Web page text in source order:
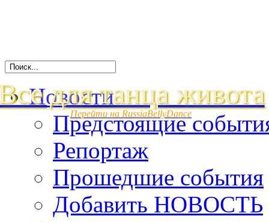
для танца живота
Перейти на RussiaBellyDance
Новости
Предстоящие
Репортаж
Прошедшие события
Добавить НОВОСТЬ